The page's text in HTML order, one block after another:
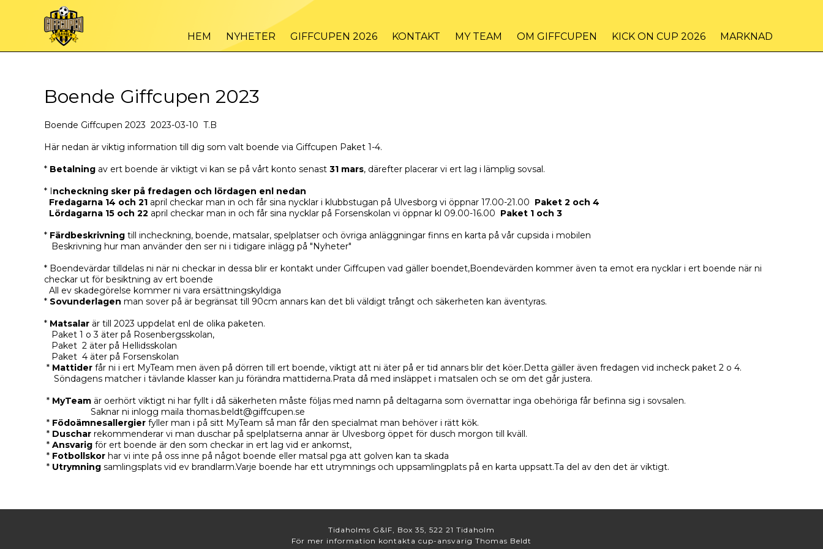
HEM NYHETER GIFFCUPEN 2026 KONTAKT MY TEAM OM GIFFCUPEN KICK ON CUP 2026 MARKNAD
Boende Giffcupen 2023
Boende Giffcupen 2023 2023-03-10 T.B
Här nedan är viktig information till dig som valt boende via Giffcupen Paket 1-4.
* Betalning av ert boende är viktigt vi kan se på vårt konto senast 31 mars, därefter placerar vi ert lag i lämplig sovsal.
* Incheckning sker på fredagen och lördagen enl nedan
Fredagarna 14 och 21 april checkar man in och får sina nycklar i klubbstugan på Ulvesborg vi öppnar 17.00-21.00 Paket 2 och 4
Lördagarna 15 och 22 april checkar man in och får sina nycklar på Forsenskolan vi öppnar kl 09.00-16.00 Paket 1 och 3
* Färdbeskrivning till incheckning, boende, matsalar, spelplatser och övriga anläggningar finns en karta på vår cupsida i mobilen
Beskrivning hur man använder den ser ni i tidigare inlägg på "Nyheter"
* Boendevärdar tilldelas ni när ni checkar in dessa blir er kontakt under Giffcupen vad gäller boendet,Boendevärden kommer även ta emot era nycklar i ert boende när ni
checkar ut för besiktning av ert boende
All ev skadegörelse kommer ni vara ersättningskyldiga
* Sovunderlagen man sover på är begränsat till 90cm annars kan det bli väldigt trångt och säkerheten kan äventyras.
* Matsalar är till 2023 uppdelat enl de olika paketen.
Paket 1 o 3 äter på Rosenbergsskolan,
Paket 2 äter på Hellidsskolan
Paket 4 äter på Forsenskolan
* Mattider får ni i ert MyTeam men även på dörren till ert boende, viktigt att ni äter på er tid annars blir det köer.Detta gäller även fredagen vid incheck paket 2 o 4.
Söndagens matcher i tävlande klasser kan ju förändra mattiderna.Prata då med insläppet i matsalen och se om det går justera.
* MyTeam är oerhört viktigt ni har fyllt i då säkerheten måste följas med namn på deltagarna som övernattar inga obehöriga får befinna sig i sovsalen.
Saknar ni inlogg maila thomas.beldt@giffcupen.se
* Födoämnesallergier fyller man i på sitt MyTeam så man får den specialmat man behöver i rätt kök.
* Duschar rekommenderar vi man duschar på spelplatserna annar är Ulvesborg öppet för dusch morgon till kväll.
* Ansvarig för ert boende är den som checkar in ert lag vid er ankomst,
* Fotbollskor har vi inte på oss inne på något boende eller matsal pga att golven kan ta skada
* Utrymning samlingsplats vid ev brandlarm.Varje boende har ett utrymnings och uppsamlingplats på en karta uppsatt.Ta del av den det är viktigt.
Tidaholms G&IF, Box 35, 522 21 Tidaholm
För mer information kontakta cup-ansvarig Thomas Beldt